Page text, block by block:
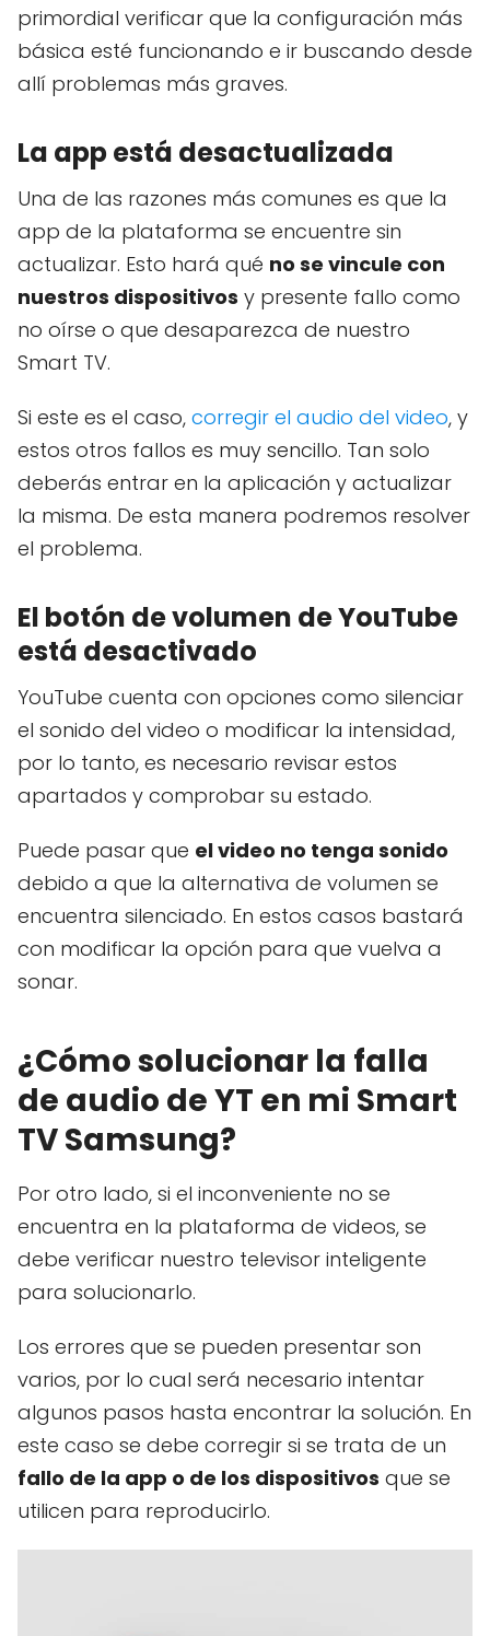
primordial verificar que la configuración más
básica esté funcionando e ir buscando desde
allí problemas más graves.
La app está desactualizada
Una de las razones más comunes es que la
app de la plataforma se encuentre sin
actualizar. Esto hará qué no se vincule con
nuestros dispositivos y presente fallo como
no oírse o que desaparezca de nuestro
Smart TV.
Si este es el caso, corregir el audio del video, y
estos otros fallos es muy sencillo. Tan solo
deberás entrar en la aplicación y actualizar
la misma. De esta manera podremos resolver
el problema.
El botón de volumen de YouTube
está desactivado
YouTube cuenta con opciones como silenciar
el sonido del video o modificar la intensidad,
por lo tanto, es necesario revisar estos
apartados y comprobar su estado.
Puede pasar que el video no tenga sonido
debido a que la alternativa de volumen se
encuentra silenciado. En estos casos bastará
con modificar la opción para que vuelva a
sonar.
¿Cómo solucionar la falla
de audio de YT en mi Smart
TV Samsung?
Por otro lado, si el inconveniente no se
encuentra en la plataforma de videos, se
debe verificar nuestro televisor inteligente
para solucionarlo.
Los errores que se pueden presentar son
varios, por lo cual será necesario intentar
algunos pasos hasta encontrar la solución. En
este caso se debe corregir si se trata de un
fallo de la app o de los dispositivos que se
utilicen para reproducirlo.